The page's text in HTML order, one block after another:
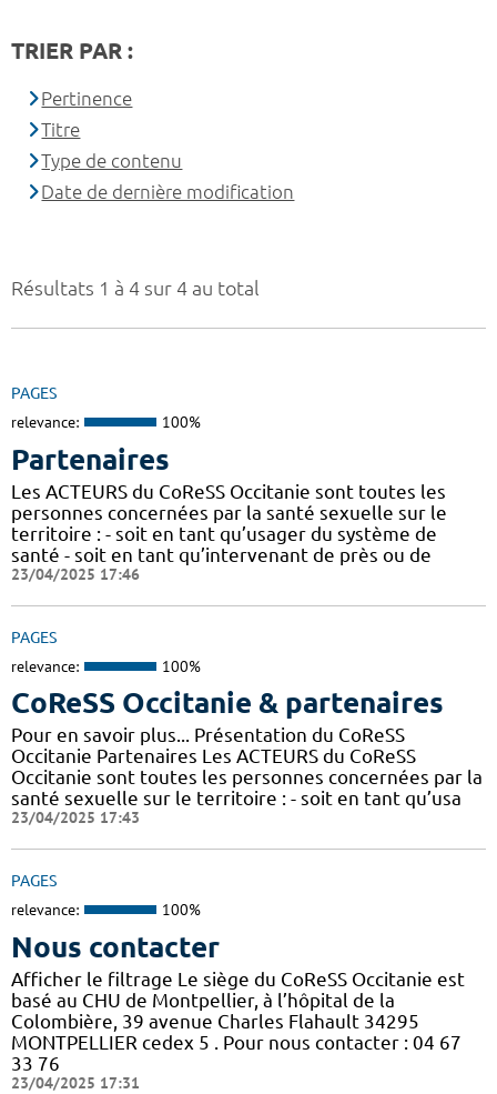
Résultats 1 à 4 sur 4 au total
PAGES
relevance: 100%
Partenaires
Les ACTEURS du CoReSS Occitanie sont toutes les
personnes concernées par la santé sexuelle sur le
territoire : - soit en tant qu’usager du système de
santé - soit en tant qu’intervenant de près ou de
23/04/2025 17:46
PAGES
relevance: 100%
CoReSS Occitanie & partenaires
Pour en savoir plus... Présentation du CoReSS
Occitanie Partenaires Les ACTEURS du CoReSS
Occitanie sont toutes les personnes concernées par la
santé sexuelle sur le territoire : - soit en tant qu’usa
23/04/2025 17:43
PAGES
relevance: 100%
Nous contacter
Afficher le filtrage Le siège du CoReSS Occitanie est
basé au CHU de Montpellier, à l’hôpital de la
Colombière, 39 avenue Charles Flahault 34295
MONTPELLIER cedex 5 . Pour nous contacter : 04 67
33 76
23/04/2025 17:31
TRIER PAR :
Pertinence
Titre
Type de contenu
Date de dernière modification